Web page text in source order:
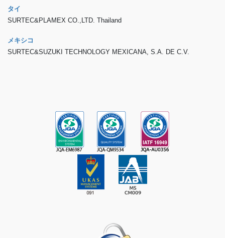
タイ
SURTEC&PLAMEX CO.,LTD. Thailand
メキシコ
SURTEC&SUZUKI TECHNOLOGY MEXICANA, S.A. DE C.V.